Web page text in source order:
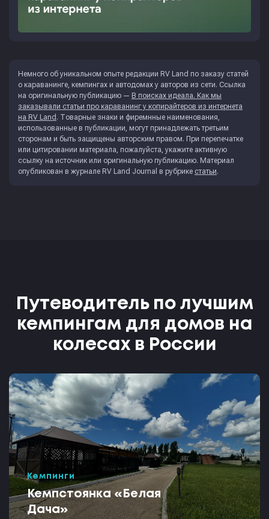
Немного об уникальном опыте редакции RV Land по заказу статей
о караванинге, кемпингах и автодомах у авторов из сети. Ссылка
на оригинальную публикацию — В поисках идеала. Как мы
заказывали статьи про караванинг у копирайтеров из интернета
на RV Land . Товарные знаки и фиремнные наименования,
использованные в публикации, могут принадлежать третьим
сторонам и быть защищены авторским правом. При перепечатке
или цитировании материала, пожалуйста, укажите активную
ссылку на источник или оригинальную публикацию. Материал
опубликован в журнале RV Land Journal в рубрике статьи.
Путеводитель по лучшим
кемпингам для домов на
колесах в России
Кемпинги
Кемпстоянка «Белая
Дача»